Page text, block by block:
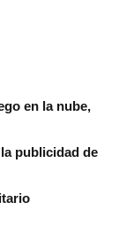
en la nube,
publicidad de